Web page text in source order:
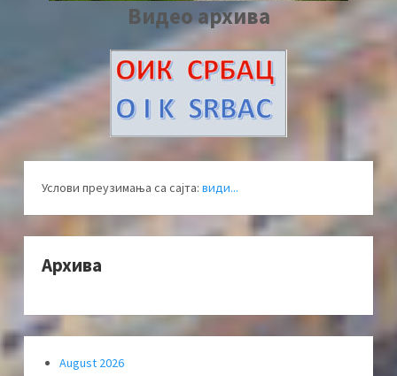
Видео архива
Услови преузимања са сајта: види...
Архива
August 2026